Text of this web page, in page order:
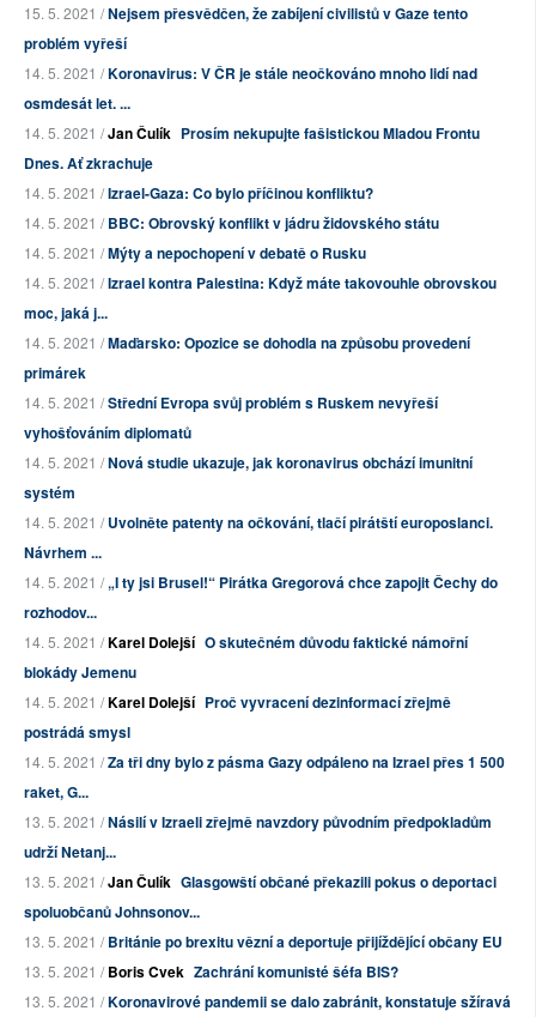
15. 5. 2021 /Nejsem přesvědčen, že zabíjení civilistů v Gaze tento
problém vyřeší
14. 5. 2021 /Koronavirus: V ČR je stále neočkováno mnoho lidí nad
osmdesát let. ...
14. 5. 2021 /Jan Čulík Prosím nekupujte fašistickou Mladou Frontu
Dnes. Ať zkrachuje
14. 5. 2021 /Izrael-Gaza: Co bylo příčinou konfliktu?
14. 5. 2021 /BBC: Obrovský konflikt v jádru židovského státu
14. 5. 2021 /Mýty a nepochopení v debatě o Rusku
14. 5. 2021 /Izrael kontra Palestina: Když máte takovouhle obrovskou
moc, jaká j...
14. 5. 2021 /Maďarsko: Opozice se dohodla na způsobu provedení
primárek
14. 5. 2021 /Střední Evropa svůj problém s Ruskem nevyřeší
vyhošťováním diplomatů
14. 5. 2021 /Nová studie ukazuje, jak koronavirus obchází imunitní
systém
14. 5. 2021 /Uvolněte patenty na očkování, tlačí pirátští europoslanci.
Návrhem ...
14. 5. 2021 /„I ty jsi Brusel!“ Pirátka Gregorová chce zapojit Čechy do
rozhodov...
14. 5. 2021 /Karel Dolejší O skutečném důvodu faktické námořní
blokády Jemenu
14. 5. 2021 /Karel Dolejší Proč vyvracení dezinformací zřejmě
postrádá smysl
14. 5. 2021 /Za tři dny bylo z pásma Gazy odpáleno na Izrael přes 1 500
raket, G...
13. 5. 2021 /Násilí v Izraeli zřejmě navzdory původním předpokladům
udrží Netanj...
13. 5. 2021 /Jan Čulík Glasgowští občané překazili pokus o deportaci
spoluobčanů Johnsonov...
13. 5. 2021 /Británie po brexitu vězní a deportuje přijíždějící občany EU
13. 5. 2021 /Boris Cvek Zachrání komunisté šéfa BIS?
13. 5. 2021 /Koronavirové pandemii se dalo zabránit, konstatuje sžíravá